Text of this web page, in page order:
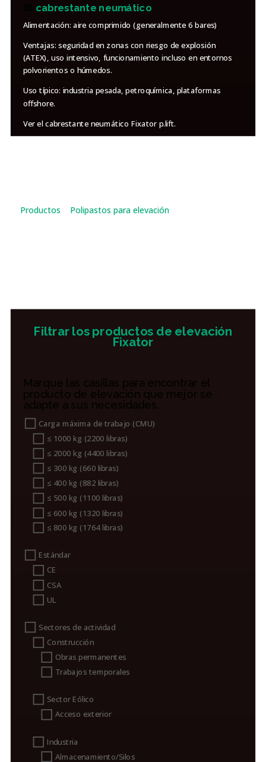
cabrestante neumático
Alimentación: aire comprimido (generalmente 6 bares)
Ventajas: seguridad en zonas con riesgo de explosión
(ATEX), uso intensivo, funcionamiento incluso en entornos
polvorientos o húmedos.
Uso típico: industria pesada, petroquímica, plataformas
offshore.
Ver el cabrestante neumático Fixator p.lift.
Productos Polipastos para elevación»
Filtrar los productos de elevación
Fixator
Marque las casillas para encontrar el
producto de elevación que mejor se
adapte a sus necesidades.
Carga máxima de trabajo (CMU)
≤ 1000 kg (2200 libras)
≤ 2000 kg (4400 libras)
≤ 300 kg (660 libras)
≤ 400 kg (882 libras)
≤ 500 kg (1100 libras)
≤ 600 kg (1320 libras)
≤ 800 kg (1764 libras)
Estándar
CE
CSA
UL
Sectores de actividad
Construcción
Obras permanentes
Trabajos temporales
Sector Eólico
Acceso exterior
Industria
Almacenamiento/Silos